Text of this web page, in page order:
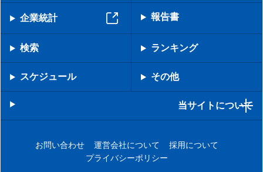
企業統計 報告書
検索 ランキング
スケジュール その他
当サイトについて
お問い合わせ 運営会社について
採用について
プライバシーポリシー